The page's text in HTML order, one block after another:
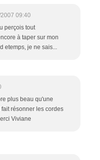
09:40
perçois tout
à taper sur mon
etemps, je ne sais...
plus beau qu'une
résonner les cordes
Viviane